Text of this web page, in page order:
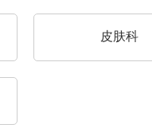
皮肤科